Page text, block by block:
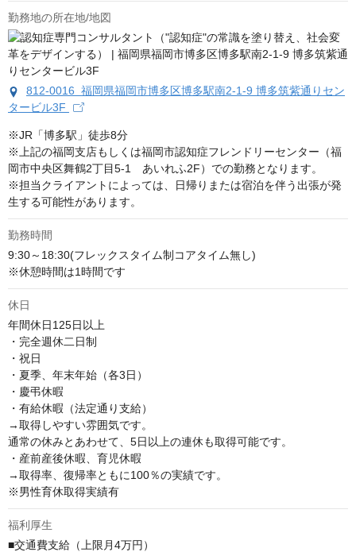
勤務地の所在地/地図
812-0016 福岡県福岡市博多区博多駅南2-1-9 博多筑紫通りセン
タービル3F
※JR「博多駅」徒歩8分
※上記の福岡支店もしくは福岡市認知症フレンドリーセンター（福
岡市中央区舞鶴2丁目5-1　あいれふ2F）での勤務となります。
※担当クライアントによっては、日帰りまたは宿泊を伴う出張が発
生する可能性があります。
勤務時間
9:30～18:30(フレックスタイム制コアタイム無し)
※休憩時間は1時間です
休日
年間休日125日以上
・完全週休二日制
・祝日
・夏季、年末年始（各3日）
・慶弔休暇
・有給休暇（法定通り支給）
→取得しやすい雰囲気です。
通常の休みとあわせて、5日以上の連休も取得可能です。
・産前産後休暇、育児休暇
→取得率、復帰率ともに100％の実績です。
※男性育休取得実績有
福利厚生
■交通費支給（上限月4万円）